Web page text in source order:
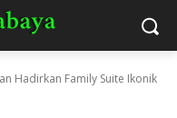
Hadirkan Family Suite Ikonik